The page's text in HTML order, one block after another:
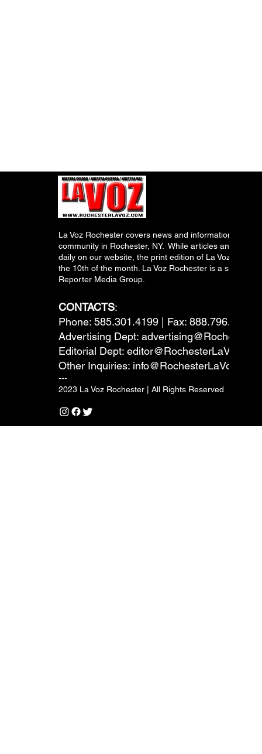
La Voz Rochester covers news and information
community in Rochester, NY. While articles and
daily on our website, the print edition of La Voz is
the 10th of the month. La Voz Rochester is a
Reporter Media Group.
CONTACTS:
Phone: 585.301.4199 | Fax: 888.796.6292
Advertising Dept:
Editorial Dept:
Other Inquiries: info@RochesterLaVoz.com
---
2023 La Voz Rochester | All Rights Reserved